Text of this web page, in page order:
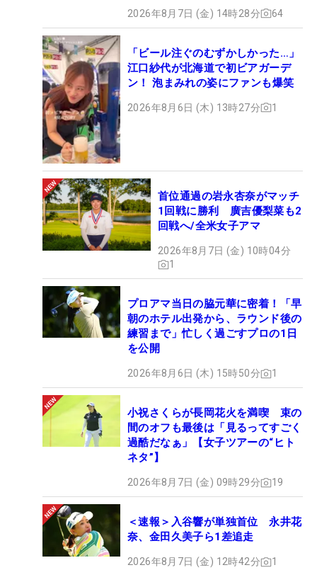
2026年8月7日 (金) 14時28分 64
「ビール注ぐのむずかしかった…」
江口紗代が北海道で初ビアガーデ
ン！ 泡まみれの姿にファンも爆笑
2026年8月6日 (木) 13時27分 1
首位通過の岩永杏奈がマッチ
1回戦に勝利 廣吉優梨菜も2
回戦へ/全米女子アマ
2026年8月7日 (金) 10時04分
1
プロアマ当日の脇元華に密着！「早
朝のホテル出発から、ラウンド後の
練習まで」忙しく過ごすプロの1日
を公開
2026年8月6日 (木) 15時50分 1
小祝さくらが長岡花火を満喫 束の
間のオフも最後は「見るってすごく
過酷だなぁ」【女子ツアーの“ヒト
ネタ”】
2026年8月7日 (金) 09時29分 19
＜速報＞入谷響が単独首位 永井花
奈、金田久美子ら1差追走
2026年8月7日 (金) 12時42分 1